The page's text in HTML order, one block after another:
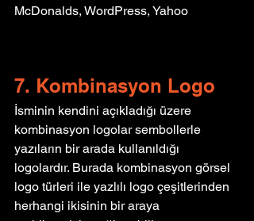
McDonalds, WordPress, Yahoo
7. Kombinasyon Logo
İsminin kendini açıkladığı üzere
kombinasyon logolar sembollerle
yazıların bir arada kullanıldığı
logolardır. Burada kombinasyon görsel
logo türleri ile yazlılı logo çeşitlerinden
herhangi ikisinin bir araya